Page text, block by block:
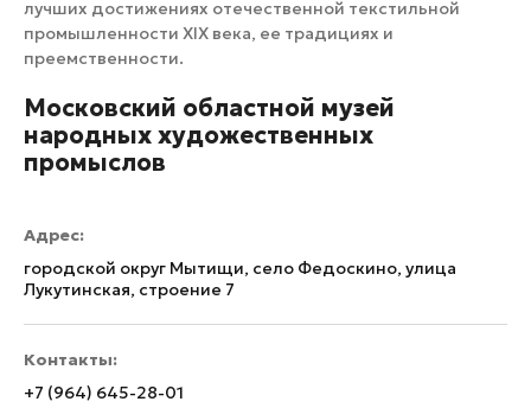
лучших достижениях отечественной текстильной
промышленности XIX века, ее традициях и
преемственности.
Московский областной музей
народных художественных
промыслов
Адрес:
городской округ Мытищи, село Федоскино, улица
Лукутинская, строение 7
Контакты:
+7 (964) 645-28-01